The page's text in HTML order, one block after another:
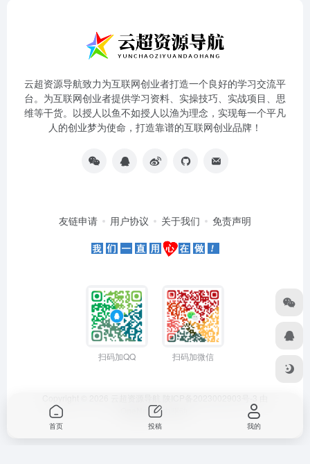
云超资源导航致力为互联网创业者打造一个良好的学习交流平
台。为互联网创业者提供学习资料、实操技巧、实战项目、思
维等干货。以授人以鱼不如授人以渔为理念，实现每一个平凡
人的创业梦为使命，打造靠谱的互联网创业品牌！
友链申请 用户协议 关于我们 免责声明
扫码加QQ 扫码加微信
OneNav强力驱动
首页 投稿 我的